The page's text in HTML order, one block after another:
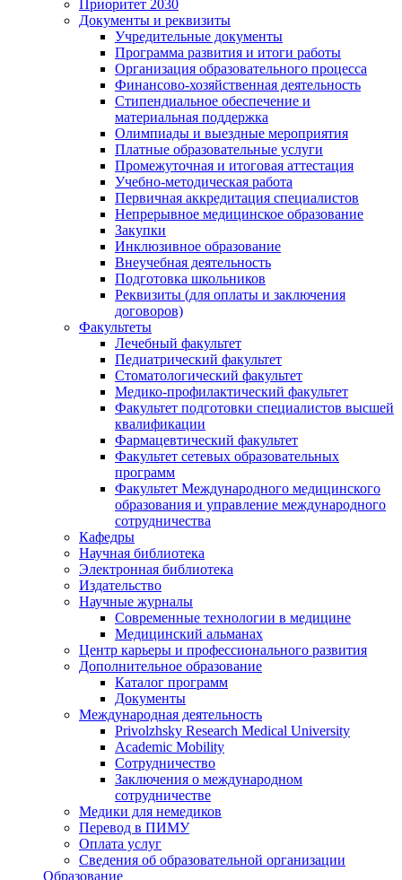
Приоритет 2030
Документы и реквизиты
Учредительные документы
Программа развития и итоги работы
Организация образовательного процесса
Финансово-хозяйственная деятельность
Стипендиальное обеспечение и
материальная поддержка
Олимпиады и выездные мероприятия
Платные образовательные услуги
Промежуточная и итоговая аттестация
Учебно-методическая работа
Первичная аккредитация специалистов
Непрерывное медицинское образование
Закупки
Инклюзивное образование
Внеучебная деятельность
Подготовка школьников
Реквизиты (для оплаты и заключения
договоров)
Факультеты
Лечебный факультет
Педиатрический факультет
Стоматологический факультет
Медико-профилактический факультет
Факультет подготовки специалистов высшей
квалификации
Фармацевтический факультет
Факультет сетевых образовательных
программ
Факультет Международного медицинского
образования и управление международного
сотрудничества
Кафедры
Научная библиотека
Электронная библиотека
Издательство
Научные журналы
Современные технологии в медицине
Медицинский альманах
Центр карьеры и профессионального развития
Дополнительное образование
Каталог программ
Документы
Международная деятельность
Privolzhsky Research Medical University
Academic Mobility
Сотрудничество
Заключения о международном
сотрудничестве
Медики для немедиков
Перевод в ПИМУ
Оплата услуг
Сведения об образовательной организации
Образование